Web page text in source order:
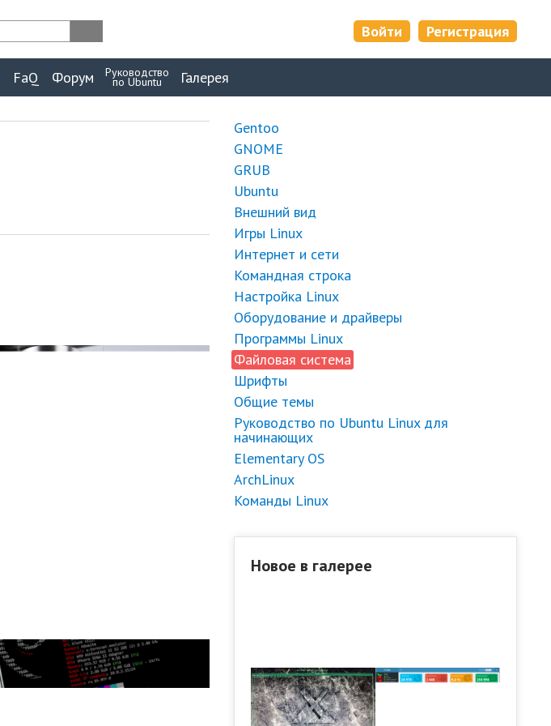
Войти Регистрация
FaQ Форум Руководство
по Ubuntu Галерея
Gentoo
GNOME
GRUB
Ubuntu
Внешний вид
Игры Linux
Интернет и сети
Командная строка
Настройка Linux
Оборудование и драйверы
Программы Linux
Файловая система
Шрифты
Общие темы
Руководство по Ubuntu Linux для
начинающих
Elementary OS
ArchLinux
Команды Linux
Новое в галерее